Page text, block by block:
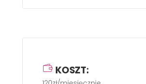
KOSZT: